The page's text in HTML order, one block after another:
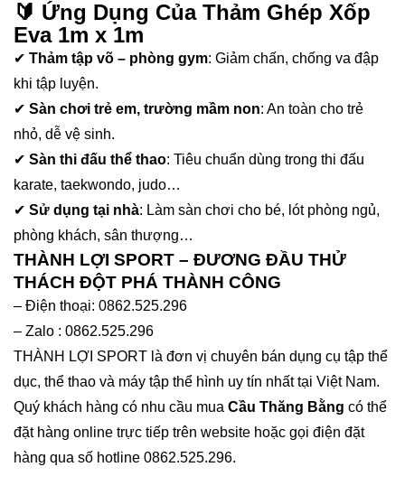
🔰 Ứng Dụng Của Thảm Ghép Xốp
Eva 1m x 1m
✔ Thảm tập võ – phòng gym: Giảm chấn, chống va đập
khi tập luyện.
✔ Sàn chơi trẻ em, trường mầm non: An toàn cho trẻ
nhỏ, dễ vệ sinh.
✔ Sàn thi đấu thể thao: Tiêu chuẩn dùng trong thi đấu
karate, taekwondo, judo…
✔ Sử dụng tại nhà: Làm sàn chơi cho bé, lót phòng ngủ,
phòng khách, sân thượng…
THÀNH LỢI SPORT – ĐƯƠNG ĐẦU THỬ
THÁCH ĐỘT PHÁ THÀNH CÔNG
– Điện thoại: 0862.525.296
– Zalo : 0862.525.296
THÀNH LỢI SPORT là đơn vị chuyên bán dụng cụ tập thể
dục, thể thao và máy tập thể hình uy tín nhất tại Việt Nam.
Quý khách hàng có nhu cầu mua Cầu Thăng Bằng có thể
đặt hàng online trực tiếp trên website hoặc gọi điện đặt
hàng qua số hotline 0862.525.296.